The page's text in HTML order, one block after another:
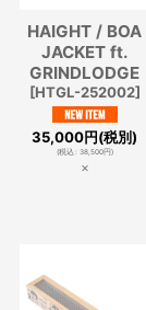
HAIGHT / BOA
JACKET ft.
GRINDLODGE
[HTGL-252002]
35,000円(税別)
(税込: 38,500円)
×